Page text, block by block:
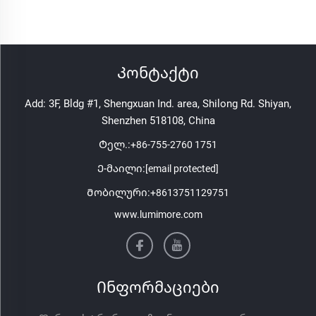
Კონტაქტი
Add: 3F, Bldg #1, Shengxuan Ind. area, Shilong Rd. Shiyan,
Shenzhen 518108, China
Ტელ.:+86-755-2760 1751
Ე-მაილი:[email protected]
Მობილური:+8613751129751
www.lumimore.com
Ინფორმაციები